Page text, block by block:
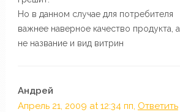
Но в данном случае для потребителя
важнее наверное качество продукта, а
не название и вид витрин
Андрей
Апрель 21, 2009 at 12:34 пп, Ответить